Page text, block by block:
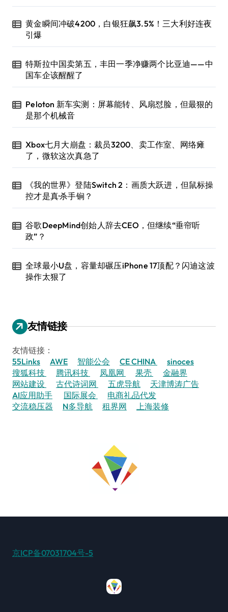
黄金瞬间冲破4200，白银狂飙3.5%！三大利好连夜
引爆
特斯拉中国卖第五，丰田一季净赚两个比亚迪——中
国车企该醒醒了
Peloton 新车实测：屏幕能转、风扇怼脸，但最狠的
是那个机械音
Xbox七月大崩盘：裁员3200、卖工作室、网络瘫
了，微软这次真急了
《我的世界》登陆Switch 2：画质大跃进，但鼠标操
控才是真·杀手锏？
谷歌DeepMind创始人辞去CEO，但继续“垂帘听
政”？
全球最小U盘，容量却碾压iPhone 17顶配？闪迪这波
操作太狠了
友情链接
友情链接：
55Links
AWE 智能公会 CE CHINA
sinoces
搜狐科技
腾讯科技 凤凰网 果壳
金融界
网站建设
古代诗词网 五虎导航
天津博涛广告
AI应用助手
国际展会
电商礼品代发
交流稳压器
N多导航 租界网 上海装修
京ICP备07031704号-5